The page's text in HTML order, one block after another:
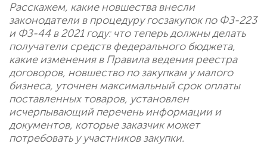
Расскажем, какие новшества внесли
законодатели в процедуру госзакупок по ФЗ-223
и ФЗ-44 в 2021 году: что теперь должны делать
получатели средств федерального бюджета,
какие изменения в Правила ведения реестра
договоров, новшество по закупкам у малого
бизнеса, уточнен максимальный срок оплаты
поставленных товаров, установлен
исчерпывающий перечень информации и
документов, которые заказчик может
потребовать у участников закупки.